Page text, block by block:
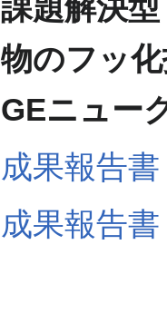
課題解決
物のフッ
GEニュー
成果報告
成果報告